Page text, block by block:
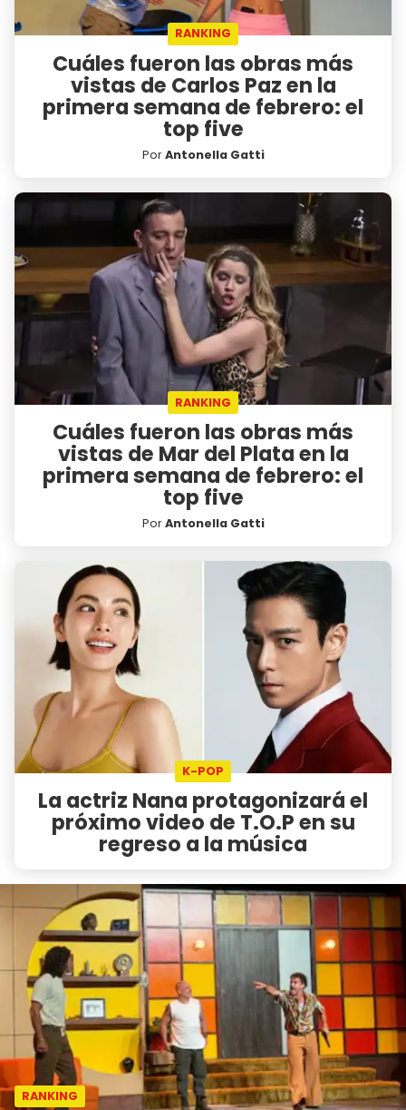
RANKING
Cuáles fueron las obras más
vistas de Carlos Paz en la
primera semana de febrero: el
top five
PorAntonella Gatti
RANKING
Cuáles fueron las obras más
vistas de Mar del Plata en la
primera semana de febrero: el
top five
PorAntonella Gatti
K-POP
La actriz Nana protagonizará el
próximo video de T.O.P en su
regreso a la música
RANKING